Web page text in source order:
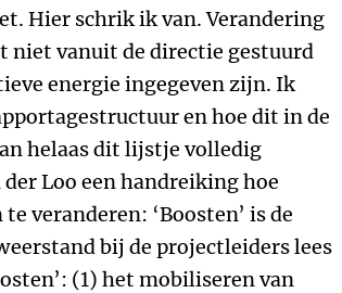
Hier schrik ik van. Verandering
vanuit de directie gestuurd
energie ingegeven zijn. Ik
en hoe dit in de
helaas dit lijstje volledig
Loo een handreiking hoe
veranderen: ‘Boosten’ is de
bij de projectleiders lees
(1) het mobiliseren van